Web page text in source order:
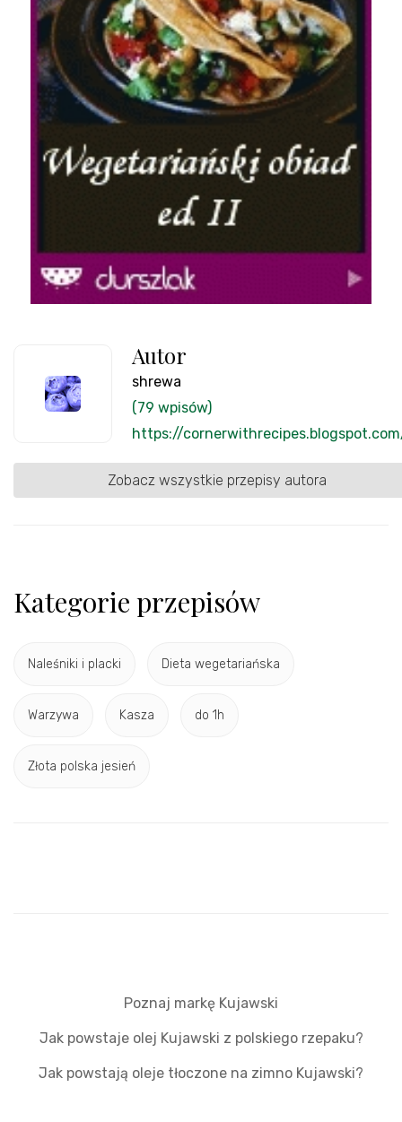
Autor
shrewa
(79 wpisów)
https://
Zobacz wszystkie przepisy autora
Kategorie przepisów
Naleśniki i placki Dieta wegetariańska
Warzywa Kasza do 1h
Złota polska jesień
Poznaj markę Kujawski
Jak powstaje olej Kujawski z polskiego rzepaku?
Jak powstają oleje tłoczone na zimno Kujawski?